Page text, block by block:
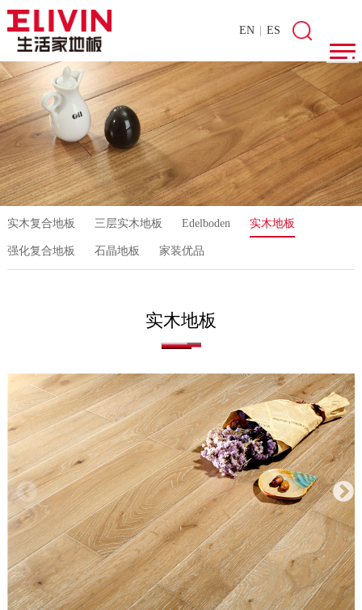
EN ES
实木复合地板 三层实木地板 Edelboden 实木地板
强化复合地板 石晶地板 家装优品
实木地板